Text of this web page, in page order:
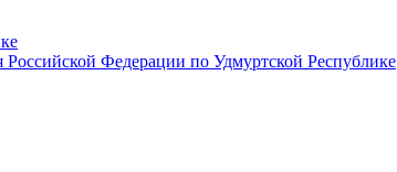
Федерации по Удмуртской Республике